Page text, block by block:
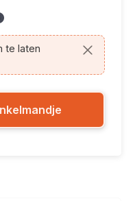
te laten
gewenste